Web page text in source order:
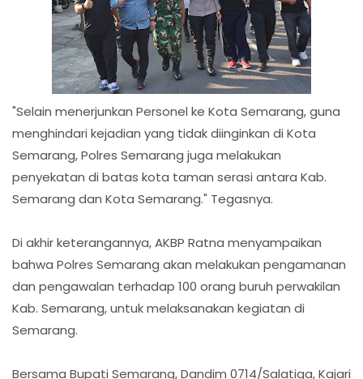
"Selain menerjunkan Personel ke Kota Semarang, guna
menghindari kejadian yang tidak diinginkan di Kota
Semarang, Polres Semarang juga melakukan
penyekatan di batas kota taman serasi antara Kab.
Semarang dan Kota Semarang." Tegasnya.
Di akhir keterangannya, AKBP Ratna menyampaikan
bahwa Polres Semarang akan melakukan pengamanan
dan pengawalan terhadap 100 orang buruh perwakilan
Kab. Semarang, untuk melaksanakan kegiatan di
Semarang.
Bersama Bupati Semarang, Dandim 0714/Salatiga, Kajari